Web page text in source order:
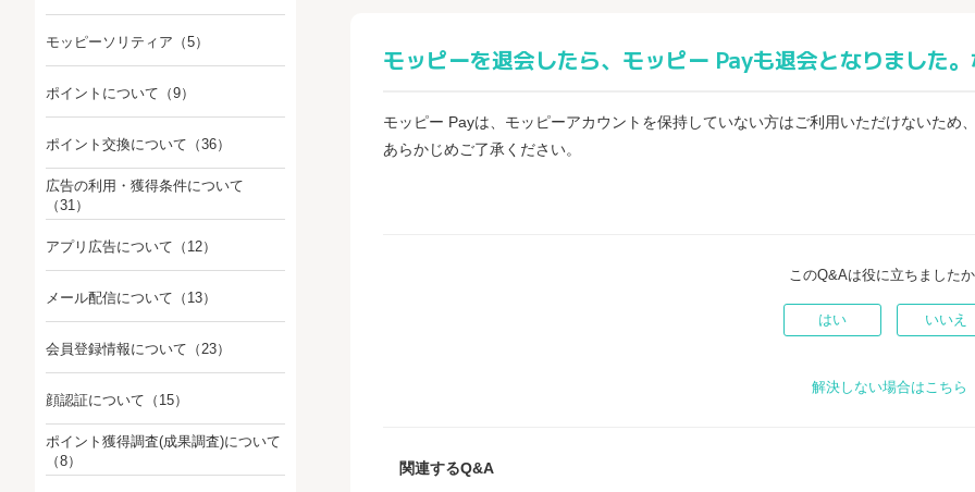
モッピーを退会したら、モッピー Payも退会となりました
モッピー Payは、モッピーアカウントを保持していない方はご利用いただけないため
あらかじめご了承ください。
このQ&Aは役に立ちました
はい いいえ
解決しない場合はこちら
関連するQ&A
モッピーソリティア （5）
ポイントについて （9）
ポイント交換について （36）
広告の利用・獲得条件について
（31）
アプリ広告について （12）
メール配信について （13）
会員登録情報について （23）
顔認証について （15）
ポイント獲得調査(成果調査)について
（8）